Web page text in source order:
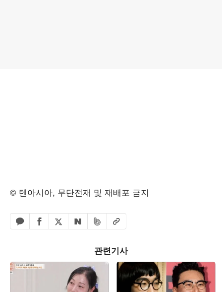
© 텐아시아, 무단전재 및 재배포 금지
카카오톡 공유하기
페이스북 공유하기
엑스 공유하기
네이버 공유하기
밴드 공유하기
URL복사
관련기사